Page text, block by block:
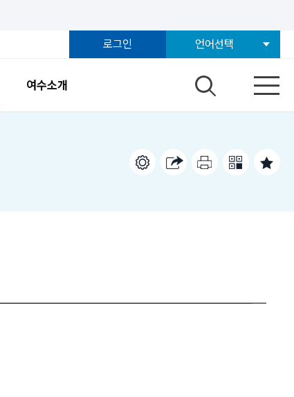
로그인 언어선택
여수소개